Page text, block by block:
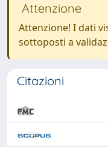
Attenzione
Attenzione! I dati
sottoposti a
Citazioni